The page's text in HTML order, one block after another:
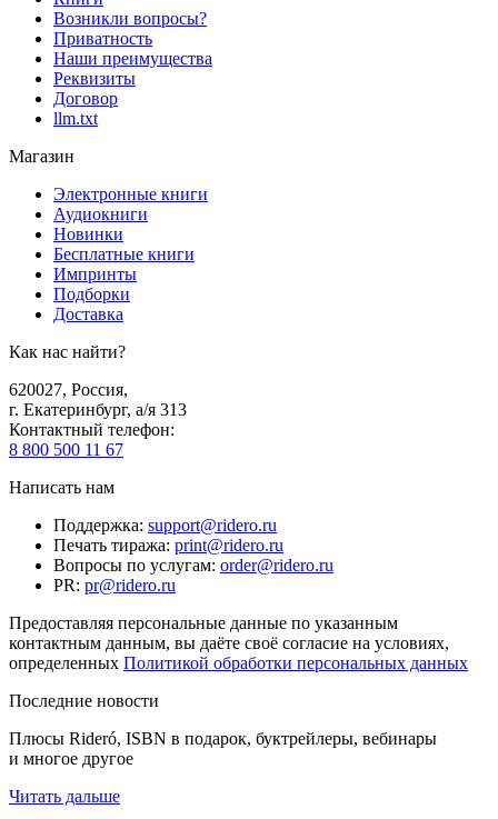
Возникли вопросы?
Приватность
Наши преимущества
Реквизиты
Договор
llm.txt
Магазин
Электронные книги
Аудиокниги
Новинки
Бесплатные книги
Импринты
Подборки
Доставка
Как нас найти?
620027, Россия,
г. Екатеринбург, а/я 313
Контактный телефон:
8 800 500 11 67
Написать нам
Поддержка: support@ridero.ru
Печать тиража: print@ridero.ru
Вопросы по услугам: order@ridero.ru
PR: pr@ridero.ru
Предоставляя персональные данные по указанным
контактным данным, вы даёте своё согласие на условиях,
определенных Политикой обработки персональных данных
Последние новости
Плюсы Rideró, ISBN в подарок, буктрейлеры, вебинары
и многое другое
Читать дальше